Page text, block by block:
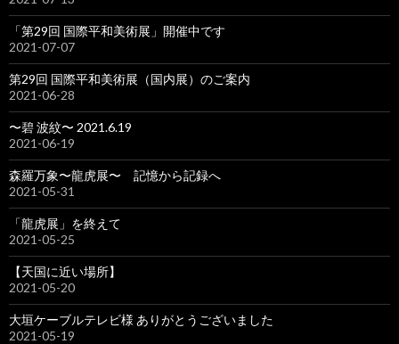
「第29回 国際平和美術展」開催中です
2021-07-07
第29回 国際平和美術展（国内展）のご案内
2021-06-28
〜碧 波紋〜 2021.6.19
2021-06-19
森羅万象〜龍虎展〜 記憶から記録へ
2021-05-31
「龍虎展」を終えて
2021-05-25
【天国に近い場所】
2021-05-20
大垣ケーブルテレビ様 ありがとうございました
2021-05-19